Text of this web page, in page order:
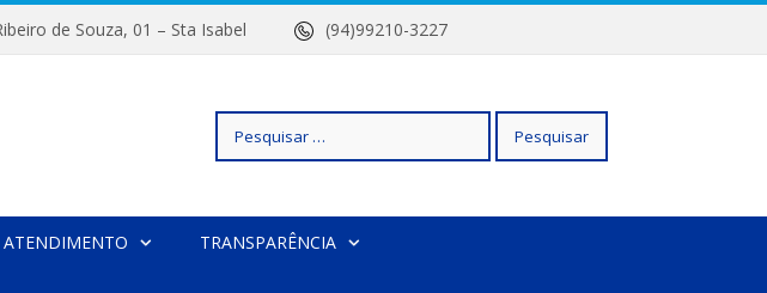
de Souza, 01 – Sta Isabel (94)99210-3227
Pesquisar
ATENDIMENTO TRANSPARÊNCIA